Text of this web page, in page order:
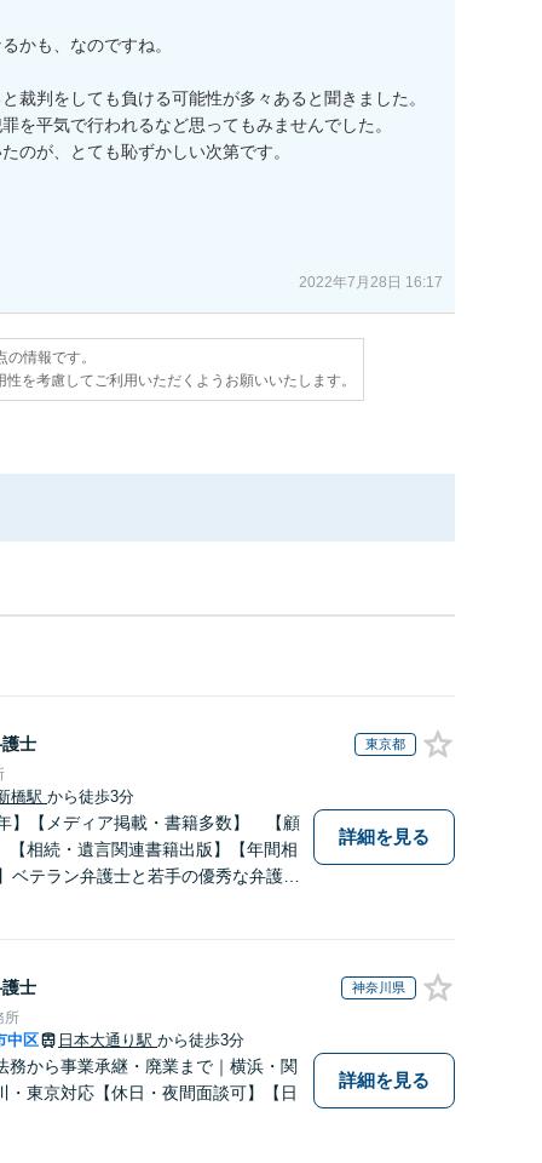
かも、なのですね。
裁判をしても負ける可能性が多々あると聞きました。
を平気で行われるなど思ってもみませんでした。
のが、とても恥ずかしい次第です。
2022年7月28日 16:17
情報です。
を考慮してご利用いただくようお願いいたします。
士 東京都
橋駅 から徒歩3分
】【メディア掲載・書籍多数】 【顧
【相続・遺言関連書籍出版】【年間相
ベテラン弁護士と若手の優秀な弁護士
詳細を見る
士 神奈川県
所
中区 日本大通り駅 から徒歩3分
務から事業承継・廃業まで｜横浜・関
・東京対応【休日・夜間面談可】【日
詳細を見る